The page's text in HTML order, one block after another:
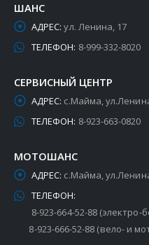
ШАНС
АДРЕС: ул. Ленина, 17
ТЕЛЕФОН: 8-999-332-8020
СЕРВИСНЫЙ ЦЕНТР
АДРЕС: с.Майма,
ТЕЛЕФОН: 8-923-663-0820
МОТОШАНС
АДРЕС: с.Майма,
ТЕЛЕФОН:
8-923-664-52-88
8-923-666-52-88 (вело- и